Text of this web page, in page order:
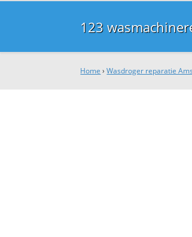
123
Home ›Wasdroger reparatie